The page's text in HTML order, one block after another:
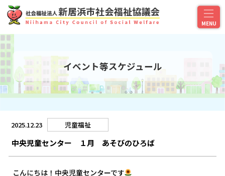
イベント等スケジュール
2025.12.23 児童福祉
中央児童センター １月 あそびのひろば
こんにちは！中央児童センターです